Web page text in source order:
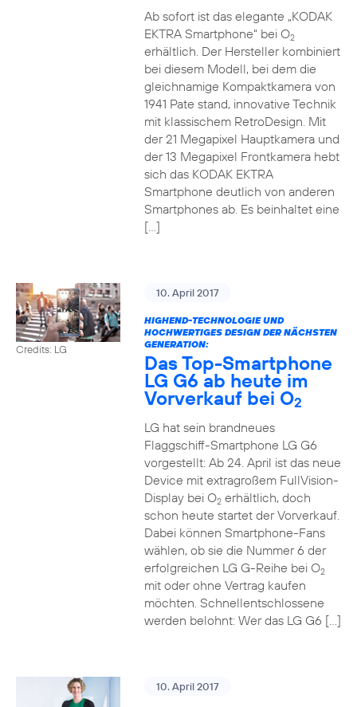
Ab sofort ist das elegante „KODAK
EKTRA Smartphone“ bei O2
erhältlich. Der Hersteller kombiniert
bei diesem Modell, bei dem die
gleichnamige Kompaktkamera von
1941 Pate stand, innovative Technik
mit klassischem RetroDesign. Mit
der 21 Megapixel Hauptkamera und
der 13 Megapixel Frontkamera hebt
sich das KODAK EKTRA
Smartphone deutlich von anderen
Smartphones ab. Es beinhaltet eine
[…]
Credits: LG
10. April 2017
HIGHEND-TECHNOLOGIE UND
HOCHWERTIGES DESIGN DER NÄCHSTEN
GENERATION:
Das Top-Smartphone
LG G6 ab heute im
Vorverkauf bei O2
LG hat sein brandneues
Flaggschiff-Smartphone LG G6
vorgestellt: Ab 24. April ist das neue
Device mit extragroßem FullVision-
Display bei O2erhältlich, doch
schon heute startet der Vorverkauf.
Dabei können Smartphone-Fans
wählen, ob sie die Nummer 6 der
erfolgreichen LG G-Reihe bei O2
mit oder ohne Vertrag kaufen
möchten. Schnellentschlossene
werden belohnt: Wer das LG G6 […]
10. April 2017